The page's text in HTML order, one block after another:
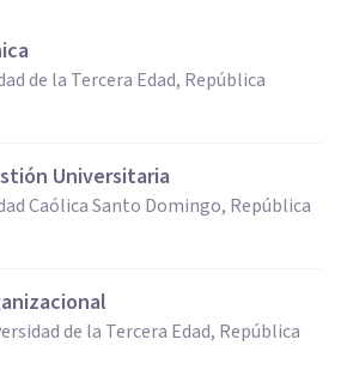
de la Tercera Edad, República
Universitaria
Caólica Santo Domingo, República
de la Tercera Edad, República